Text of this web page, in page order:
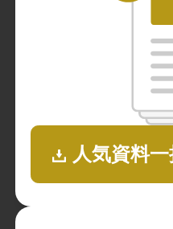
人気資料